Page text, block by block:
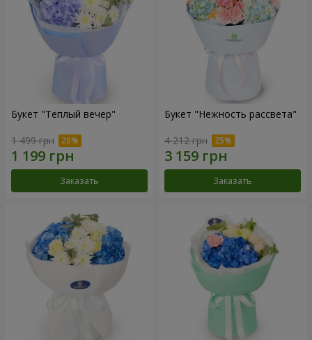
Букет "Теплый вечер"
1 499 грн
Заказать
Букет "Нежность рассвета"
4 212 грн
Заказать